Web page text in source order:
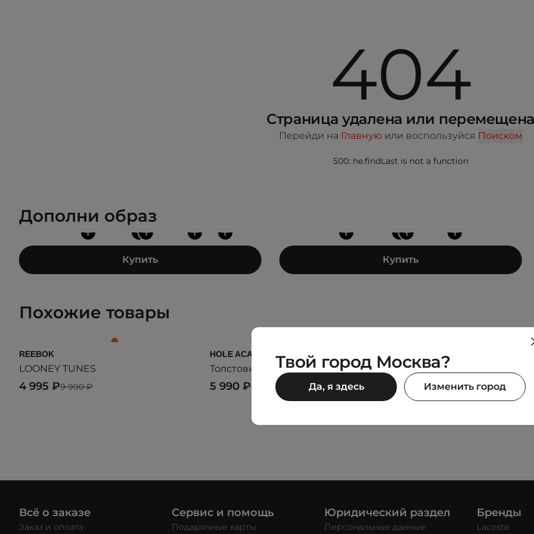
404
Страница удалена или перемещена
Перейди на Главную или воспользуйся Поиском
500: he.findLast is not a function
Дополни образ
+
+
+ + +
Купить
+
+
+ +
Купить
Похожие товары
REEBOK
LOONEY TUNES
9 990 ₽
4 995 ₽
HOLE ACADEMIE
Толстовка Hole Academie
9 990 ₽
5 990 ₽
HOLE ACADEMIE
Толстовка Hole Academie
10 990 ₽
5 495 ₽
Всё о заказе
Заказ и оплата
Сервис и помощь
Подарочные карты
Юридический раздел
Персональные данные
Бренды
Lacoste
Твой город Москва?
Да, я здесь Изменить город